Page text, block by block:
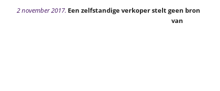
2 november 2017. Een zelfstandige verkoper stelt geen bron
van